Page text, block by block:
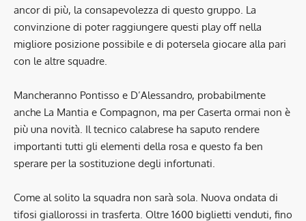
ancor di più, la consapevolezza di questo gruppo. La
convinzione di poter raggiungere questi play off nella
migliore posizione possibile e di potersela giocare alla pari
con le altre squadre.
Mancheranno Pontisso e D’Alessandro, probabilmente
anche La Mantia e Compagnon, ma per Caserta ormai non è
più una novità. Il tecnico calabrese ha saputo rendere
importanti tutti gli elementi della rosa e questo fa ben
sperare per la sostituzione degli infortunati.
Come al solito la squadra non sarà sola. Nuova ondata di
tifosi giallorossi in trasferta. Oltre 1600 biglietti venduti, fino